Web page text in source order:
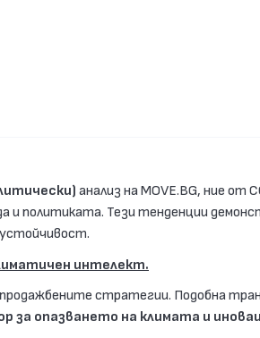
анализ на MOVE.BG, ние от
и политиката. Тези тенденции
интелект.
стратегии. Подобна
опазването на климата и